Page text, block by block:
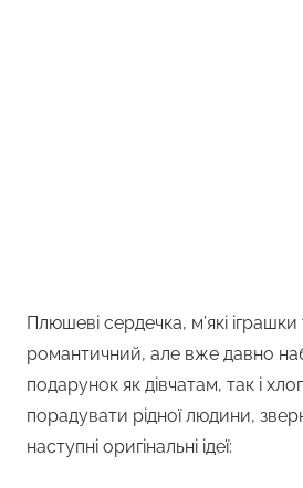
Плюшеві сердечка, м’які іграшки
романтичний, але вже давно
подарунок як дівчатам, так і
порадувати рідної людини,
наступні оригінальні ідеї: